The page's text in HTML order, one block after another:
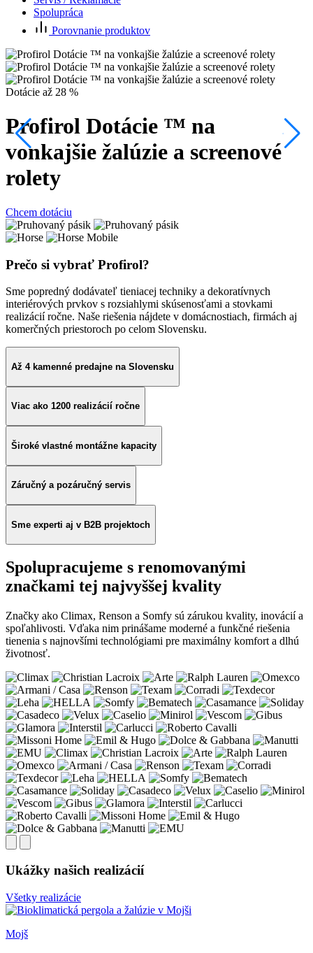
Spolupráca
Porovnanie produktov
Dotácie až 28 %
Profirol Dotácie ™ na
vonkajšie žalúzie a screenové
rolety
Chcem dotáciu
Prečo si vybrať Profirol?
Sme popredný dodávateľ tieniacej techniky a dekoratívnych
interiérových prvkov s rozsiahlymi skúsenosťami a stovkami
realizácií ročne. Naše riešenia nájdete v domácnostiach, firmách aj
komerčných priestoroch po celom Slovensku.
Až 4 kamenné predajne na Slovensku
Viac ako 1200 realizácií ročne
Široké vlastné montážne kapacity
Záručný a pozáručný servis
Sme experti aj v B2B projektoch
Spolupracujeme s renomovanými
značkami tej najvyššej kvality
Značky ako Climax, Renson a Somfy sú zárukou kvality, inovácií a
spoľahlivosti. Vďaka nim prinášame moderné a funkčné riešenia
tienenia s najnovšími technológiami pre maximálny komfort a dlhú
životnosť.
Ukážky našich realizácií
Všetky realizácie
Mojš